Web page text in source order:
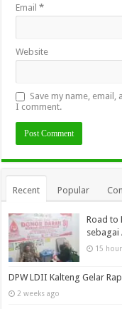
Email*
Website
Save my name,
I comment.
Recent Popular
Road to
sebagai
15
DPW LDII Kalteng Gelar
2 weeks ago